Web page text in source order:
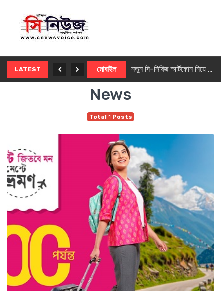
LATEST মোবাইল নতুন সি-সিরিজ স্মার্টফোন নিয়ে আসছে রিয়েলমি
News
Total 1 Posts